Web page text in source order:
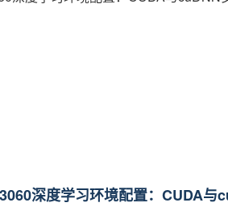
深度学习环境配置：CUDA与